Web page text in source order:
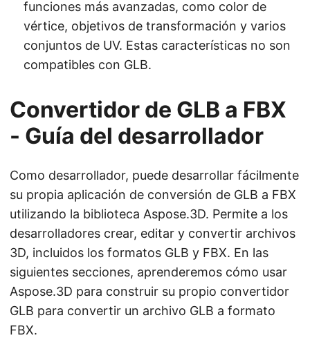
funciones más avanzadas, como color de
vértice, objetivos de transformación y varios
conjuntos de UV. Estas características no son
compatibles con GLB.
Convertidor de GLB a FBX
- Guía del desarrollador
Como desarrollador, puede desarrollar fácilmente
su propia aplicación de conversión de GLB a FBX
utilizando la biblioteca Aspose.3D. Permite a los
desarrolladores crear, editar y convertir archivos
3D, incluidos los formatos GLB y FBX. En las
siguientes secciones, aprenderemos cómo usar
Aspose.3D para construir su propio convertidor
GLB para convertir un archivo GLB a formato
FBX.